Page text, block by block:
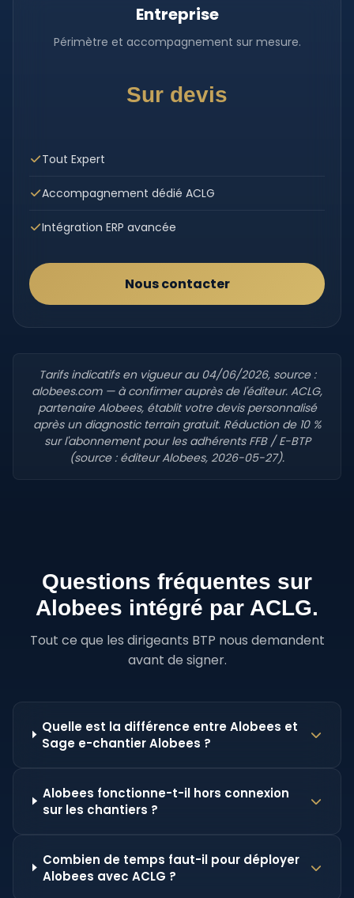
Entreprise
Périmètre et accompagnement sur mesure.
Sur devis
Tout Expert
Accompagnement dédié ACLG
Intégration ERP avancée
Nous contacter
Tarifs indicatifs en vigueur au 04/06/2026, source :
alobees.com — à confirmer auprès de l'éditeur. ACLG,
partenaire Alobees, établit votre devis personnalisé
après un diagnostic terrain gratuit. Réduction de 10 %
sur l'abonnement pour les adhérents FFB / E-BTP
(source : éditeur Alobees, 2026-05-27).
Questions fréquentes sur
Alobees intégré par ACLG.
Tout ce que les dirigeants BTP nous demandent
avant de signer.
Quelle est la différence entre Alobees et
Sage e-chantier Alobees ?
Alobees fonctionne-t-il hors connexion
sur les chantiers ?
Combien de temps faut-il pour déployer
Alobees avec ACLG ?